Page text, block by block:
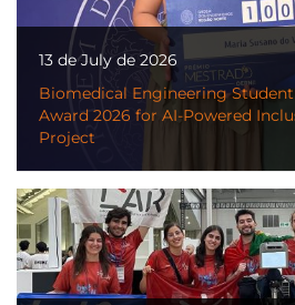
13 de July de 2026
Biomedical Engineering Student
Award 2026 for AI-Powered
Project